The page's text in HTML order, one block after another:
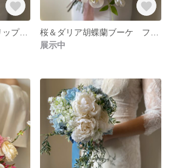
【特別セール】チューリップラナンキュラスブーケ フォトウェディング リゾートブーケ クラッチブーケ ブーケ ロケーションフォト ドライフラワーブーケ ユーカリブーケ
展示中